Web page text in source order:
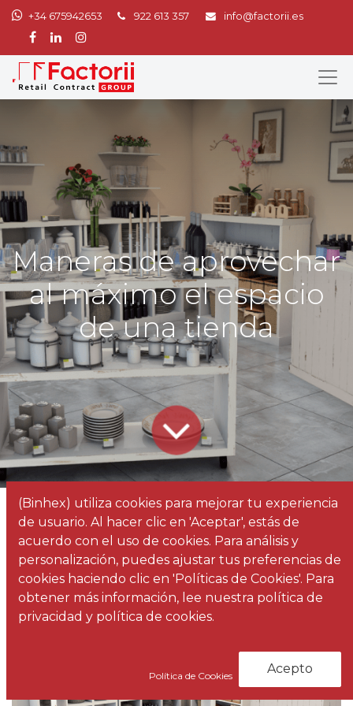
+34 675942653 922 613 357 info@factorii.es
Maneras de aprovechar
al máximo el espacio
de una tienda
Todos
los
blogs
Noticias
Maneras de aprovechar al máximo el espacio de una tienda
(Binhex) utiliza cookies para mejorar tu experiencia
de usuario. Al hacer clic en 'Aceptar', estás de
acuerdo con el uso de cookies. Para análisis y
personalización, puedes ajustar tus preferencias de
cookies haciendo clic en 'Políticas de Cookies'. Para
obtener más información, lee nuestra política de
privacidad y política de cookies.
Política de Cookies Acepto